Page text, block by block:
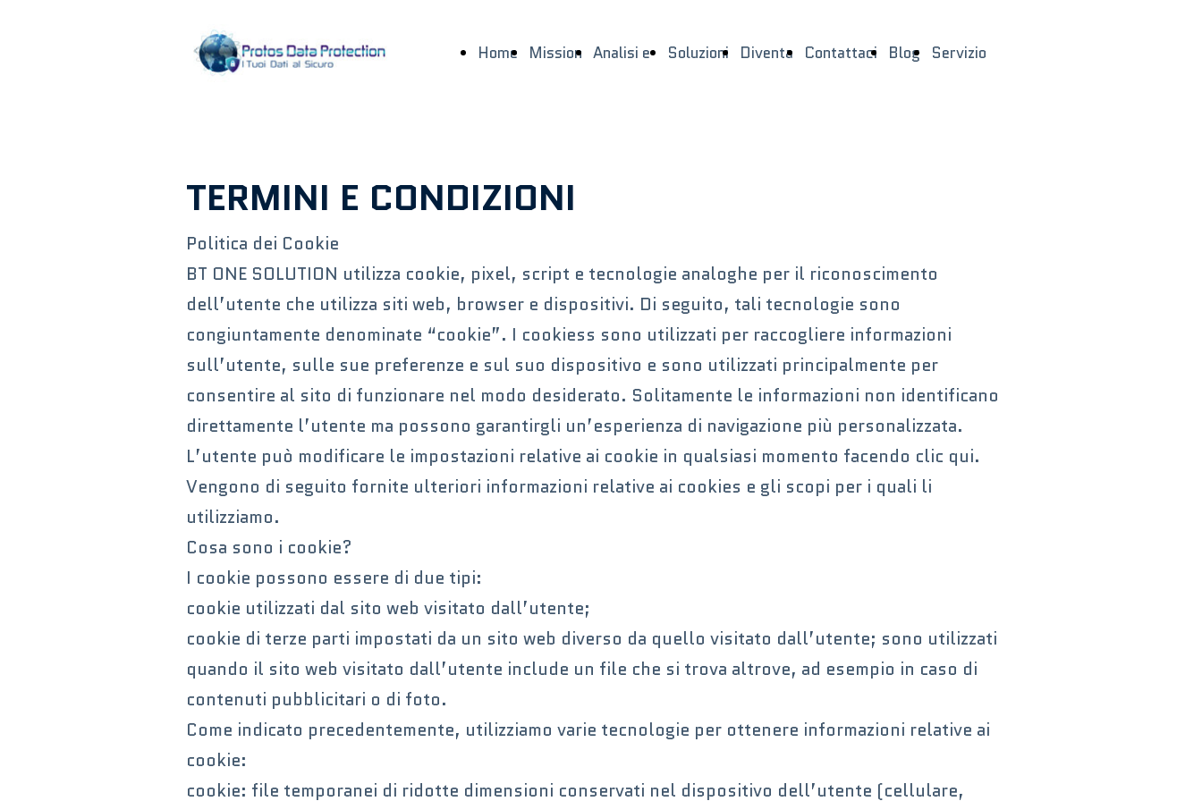
Home Mission Analisi e Soluzioni Diventa Contattaci Blog Servizio
TERMINI E CONDIZIONI
Politica dei Cookie
BT ONE SOLUTION utilizza cookie, pixel, script e tecnologie analoghe per il riconoscimento
dell’utente che utilizza siti web, browser e dispositivi. Di seguito, tali tecnologie sono
congiuntamente denominate “cookie”. I cookiess sono utilizzati per raccogliere informazioni
sull’utente, sulle sue preferenze e sul suo dispositivo e sono utilizzati principalmente per
consentire al sito di funzionare nel modo desiderato. Solitamente le informazioni non identificano
direttamente l’utente ma possono garantirgli un’esperienza di navigazione più personalizzata.
L’utente può modificare le impostazioni relative ai cookie in qualsiasi momento facendo clic qui.
Vengono di seguito fornite ulteriori informazioni relative ai cookies e gli scopi per i quali li
utilizziamo.
Cosa sono i cookie?
I cookie possono essere di due tipi:
cookie utilizzati dal sito web visitato dall’utente;
cookie di terze parti impostati da un sito web diverso da quello visitato dall’utente; sono utilizzati
quando il sito web visitato dall’utente include un file che si trova altrove, ad esempio in caso di
contenuti pubblicitari o di foto.
Come indicato precedentemente, utilizziamo varie tecnologie per ottenere informazioni relative ai
cookie:
cookie: file temporanei di ridotte dimensioni conservati nel dispositivo dell’utente (cellulare,